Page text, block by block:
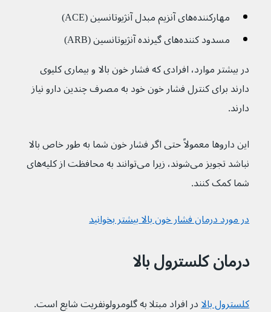
مهارکننده‌های آنزیم مبدل آنژیوتانسین (ACE)
مسدود کننده‌های گیرنده آنژیوتانسین (ARB)
در بیشتر موارد، افرادی که فشار خون بالا و بیماری کلیوی
دارند برای کنترل فشار خون خود به مصرف چندین دارو نیاز
دارند.
این داروها معمولاً حتی اگر فشار خون شما به طور خاص بالا
نباشد تجویز می‌شوند، زیرا می‌توانند به محافظت از کلیه‌های
شما کمک کنند.
در مورد درمان فشار خون بالا بیشتر بخوانید
درمان کلسترول بالا
کلسترول بالا در افراد مبتلا به گلومرولونفریت شایع است.